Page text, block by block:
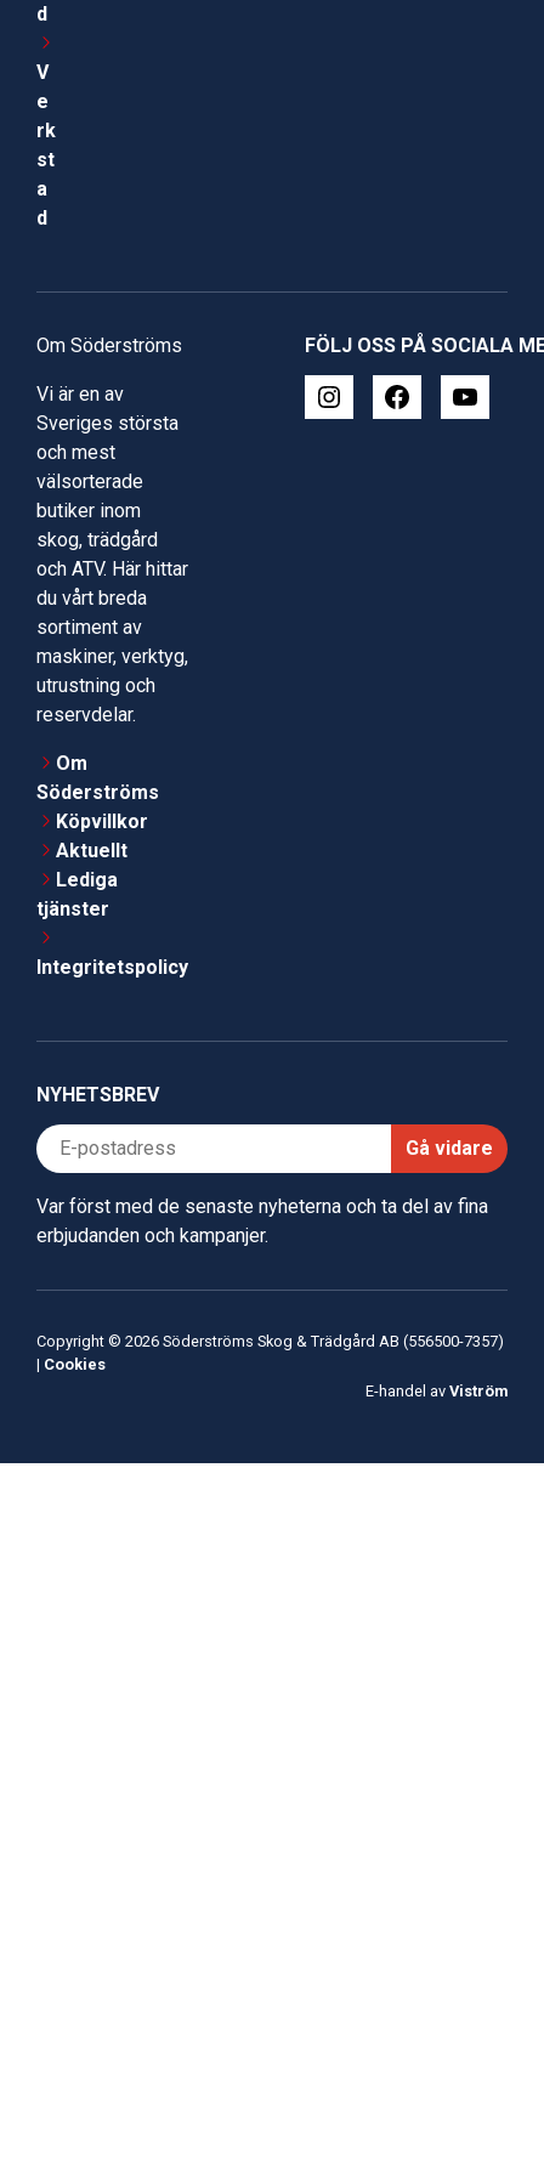
d
V
e
rk
st
a
d
Om Söderströms
Vi är en av
Sveriges största
och mest
välsorterade
butiker inom
skog, trädgård
och ATV. Här hittar
du vårt breda
sortiment av
maskiner, verktyg,
utrustning och
reservdelar.
Om
Söderströms
Köpvillkor
Aktuellt
Lediga
tjänster
Integritetspolicy
FÖLJ OSS PÅ SOCIALA
NYHETSBREV
Gå vidare
Var först med de senaste nyheterna och ta del av fina
erbjudanden och kampanjer.
Copyright © 2026 Söderströms Skog & Trädgård AB (556500-7357)
| Cookies
E-handel av Viström